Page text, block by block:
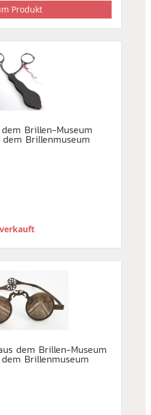
Produkt
Brillen-Museum
Brillenmuseum
verkauft
dem Brillen-Museum
Brillenmuseum